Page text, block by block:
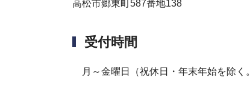
高松市郷東町587番地138
受付時間
月～金曜日（祝休日・年末年始を除